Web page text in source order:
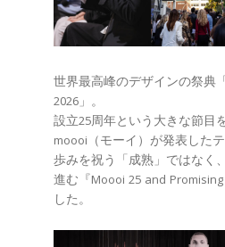
世界最高峰のデザインの祭典
2026」。
設立25周年という大きな節目
moooi（モーイ）が発表した
歩みを祝う「成熟」ではなく
進む『Moooi 25 and
した。